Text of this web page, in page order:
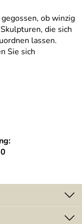
ob winzig
die sich
lassen.
Sie sich